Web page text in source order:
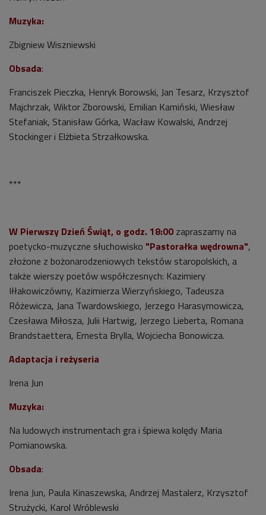
Muzyka:
Zbigniew Wiszniewski
Obsada:
Franciszek Pieczka, Henryk Borowski, Jan Tesarz, Krzysztof
Majchrzak, Wiktor Zborowski, Emilian Kamiński, Wiesław
Stefaniak, Stanisław Górka, Wacław Kowalski, Andrzej
Stockinger i Elżbieta Strzałkowska.
***
W Pierwszy Dzień Świąt, o godz. 18:00 zapraszamy na
poetycko-muzyczne słuchowisko "Pastorałka wędrowna",
złożone z bożonarodzeniowych tekstów staropolskich, a
także wierszy poetów współczesnych: Kazimiery
Iłłakowiczówny, Kazimierza Wierzyńskiego, Tadeusza
Różewicza, Jana Twardowskiego, Jerzego Harasymowicza,
Czesława Miłosza, Julii Hartwig, Jerzego Lieberta, Romana
Brandstaettera, Ernesta Brylla, Wojciecha Bonowicza.
Adaptacja i reżyseria
Irena Jun
Muzyka:
Na ludowych instrumentach gra i śpiewa kolędy Maria
Pomianowska.
Obsada:
Irena Jun, Paula Kinaszewska, Andrzej Mastalerz, Krzysztof
Strużycki, Karol Wróblewski